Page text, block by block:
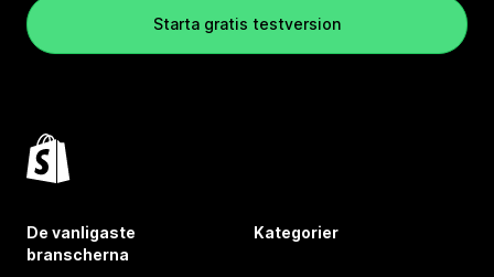
Starta gratis testversion
De vanligaste
branscherna
Kategorier